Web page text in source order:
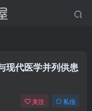
现代医学并列供患
关注 私信